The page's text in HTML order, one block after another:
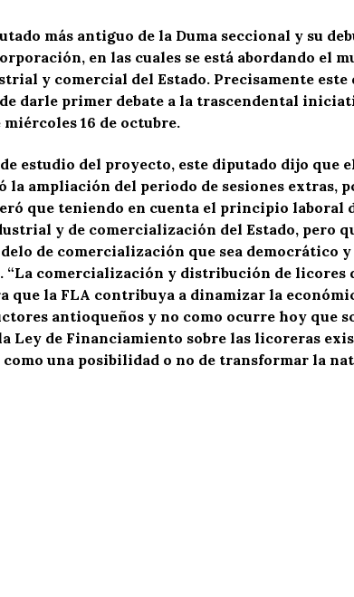
más antiguo de la Duma seccional y su
en las cuales se está abordando el
y comercial del Estado. Precisamente
darle primer debate a la trascendental
16 de octubre.
estudio del proyecto, este diputado dijo que
la ampliación del periodo de sesiones extras,
que teniendo en cuenta el principio laboral
y de comercialización del Estado, pero
de comercialización que sea democrático
“La comercialización y distribución de licores
que la FLA contribuya a dinamizar la
antioqueños y no como ocurre hoy que
Ley de Financiamiento sobre las licoreras
una posibilidad o no de transformar la